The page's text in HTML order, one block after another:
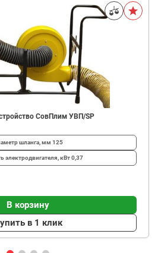
СовПлим УВП/SP
шланга, мм 125
электродвигателя, кВт0,37
В корзину
в 1 клик